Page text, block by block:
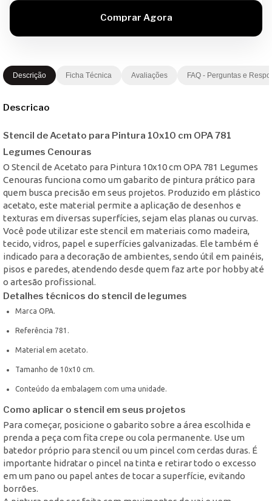
Descrição Ficha Técnica Avaliações FAQ - Perguntas e
Descricao
Stencil de Acetato para Pintura 10x10 cm OPA 781
Legumes Cenouras
O Stencil de Acetato para Pintura 10x10 cm OPA 781 Legumes
Cenouras funciona como um gabarito de pintura prático para
quem busca precisão em seus projetos. Produzido em plástico
acetato, este material permite a aplicação de desenhos e
texturas em diversas superfícies, sejam elas planas ou curvas.
Você pode utilizar este stencil em materiais como madeira,
tecido, vidros, papel e superfícies galvanizadas. Ele também é
indicado para a decoração de ambientes, sendo útil em painéis,
pisos e paredes, atendendo desde quem faz arte por hobby até
o artesão profissional.
Detalhes técnicos do stencil de legumes
Marca OPA.
Referência 781.
Material em acetato.
Tamanho de 10x10 cm.
Conteúdo da embalagem com uma unidade.
Como aplicar o stencil em seus projetos
Para começar, posicione o gabarito sobre a área escolhida e
prenda a peça com fita crepe ou cola permanente. Use um
batedor próprio para stencil ou um pincel com cerdas duras. É
importante hidratar o pincel na tinta e retirar todo o excesso
em um pano ou papel antes de tocar a superfície, evitando
borrões.